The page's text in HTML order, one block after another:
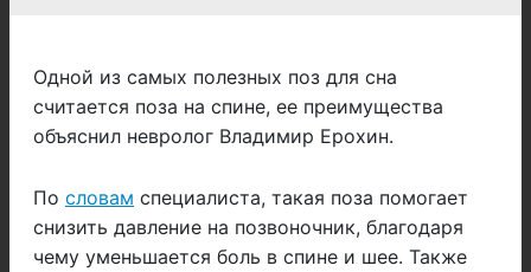
Одной из самых полезных поз для сна
считается поза на спине, ее преимущества
объяснил невролог Владимир Ерохин.
По словам специалиста, такая поза помогает
снизить давление на позвоночник, благодаря
чему уменьшается боль в спине и шее. Также